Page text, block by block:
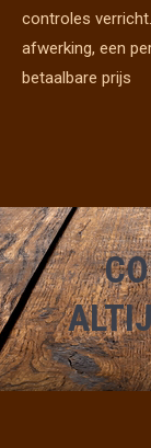
controles
afwerking, een
betaalbare prijs